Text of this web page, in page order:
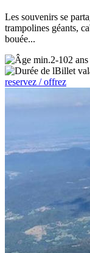
Les souvenirs se
trampolines géants,
bouée...
2-102
Billet
reservez / offrez